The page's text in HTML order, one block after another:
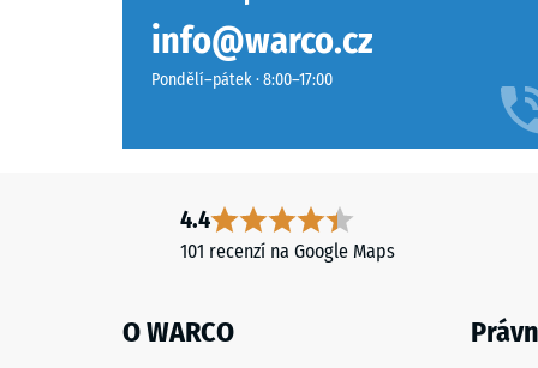
zametáním nebo vysokotlakým čističem. Jednotlivé
Grafitově
šedá
vytváří
přesným
technickým
se
Třída
v
info@warco.cz
Pondělí–pátek · 8:00–17:00
4.4
101 recenzí na Google Maps
O WARCO